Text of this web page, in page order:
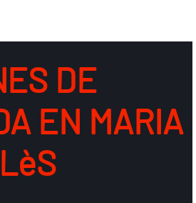
DE
EN MARIA